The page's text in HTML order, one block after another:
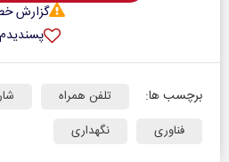
گزارش
پسندیدم
برچسب ها: تلفن همراه
فناوری
نگهداری